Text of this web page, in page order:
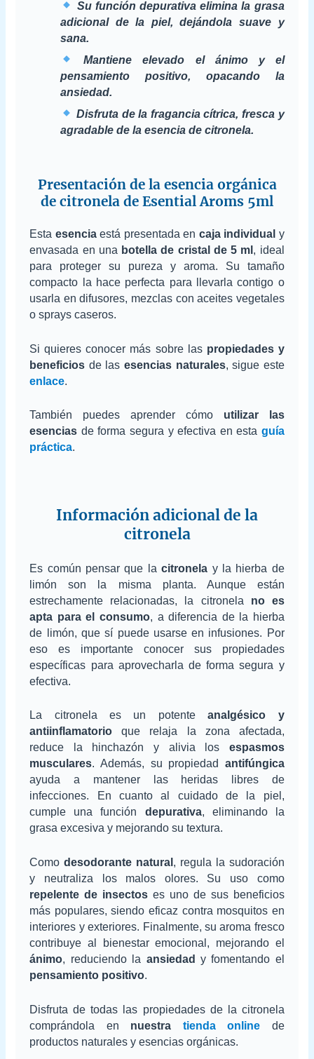
Su función depurativa elimina la grasa
adicional de la piel, dejándola suave y
sana.
Mantiene elevado el ánimo y el
pensamiento positivo, opacando la
ansiedad.
Disfruta de la fragancia cítrica, fresca y
agradable de la esencia de citronela.
Presentación de la esencia orgánica
de citronela de Esential Aroms 5ml
Esta esenciaestá presentada en caja individual y
envasada en una botella de cristal de 5 ml , ideal
para proteger su pureza y aroma. Su tamaño
compacto la hace perfecta para llevarla contigo o
usarla en difusores, mezclas con aceites vegetales
o sprays caseros.
Si quieres conocer más sobre las propiedades y
beneficios de las esencias naturales, sigue este
enlace.
También puedes aprender cómo utilizar las
esencias de forma segura y efectiva en esta guía
práctica.
Información adicional de la
citronela
Es común pensar que lacitronela y la hierba de
limón son la misma planta. Aunque están
estrechamente relacionadas, la citronela no es
apta para el consumo, a diferencia de la hierba
de limón, que sí puede usarse en infusiones. Por
eso es importante conocer sus propiedades
específicas para aprovecharla de forma segura y
efectiva.
La citronela es un potenteanalgésico y
antiinflamatorio que relaja la zona afectada,
reduce la hinchazón y alivia los espasmos
musculares. Además, su propiedad antifúngica
ayuda a mantener las heridas libres de
infecciones. En cuanto al cuidado de la piel,
cumple una función depurativa, eliminando la
grasa excesiva y mejorando su textura.
Comodesodorante natural , regula la sudoración
y neutraliza los malos olores. Su uso como
repelente de insectos es uno de sus beneficios
más populares, siendo eficaz contra mosquitos en
interiores y exteriores. Finalmente, su aroma fresco
contribuye al bienestar emocional, mejorando el
ánimo, reduciendo la ansiedad y fomentando el
pensamiento positivo.
Disfruta de todas las propiedades de la citronela
comprándola en nuestra tienda online de
productos naturales y esencias orgánicas.